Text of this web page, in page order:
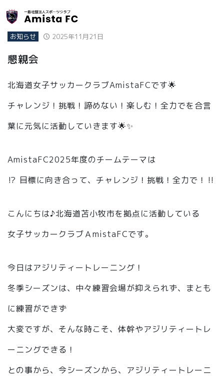
お知らせ 2025年11月21日
懇親会
北海道女子サッカークラブAmistaFCです🌟
チャレンジ！挑戦！諦めない！楽しむ！全力でを合言
葉に元気に活動していきます🌟✨
AmistaFC2025年度のチームテーマは
⁉️ 目標に向き合って、チャレンジ！挑戦！全力で！‼️
こんにちは♪北海道苫小牧市を拠点に活動している
女子サッカークラブＡmistaFCです。
今日はアジリティートレーニング！
冬季シーズンは、中々練習会場が抑えられず、まとも
に練習ができず
大変ですが、そんな時こそ、体幹やアジリティートレ
ーニングできる！
との事から、今シーズンから、アジリティートレーニ